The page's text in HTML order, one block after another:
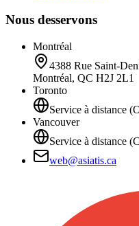
Nous desservons
Montréal
4388 Rue Saint-
Montréal, QC H2J 2L1
Toronto
Service à distance
Vancouver
Service à distance
web@asiatis.ca